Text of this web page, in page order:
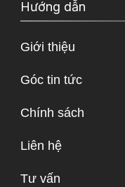
Hướng dẫn
Giới thiệu
Góc tin tức
Chính sách
Liên hệ
Tư vấn